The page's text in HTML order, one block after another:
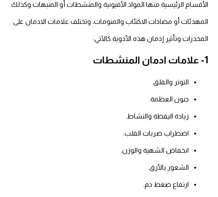
الأقسام الرئيسية منها المواد الأفيونية والمنشطات أو المنبهات وكذلك
المهدئات أو مضادات الاكتئاب والمنومات، وتختلف علامات الادمان على
المخدرات وتأثير إدمان هذه الأدوية كالآتي:
1- علامات ادمان المنشطات
التوتر والقلق.
جنون العظمة.
زيادة اليقظة والنشاط.
اضطراب ضربات القلب.
انخفاض الشهية والوزن.
الشعور بالأرق.
ارتفاع ضغط دم.